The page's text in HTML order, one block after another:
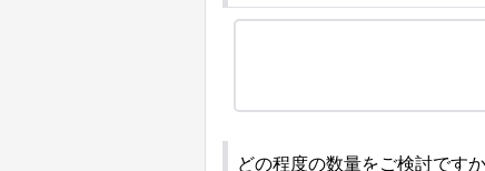
どの程度の数量をご検討です